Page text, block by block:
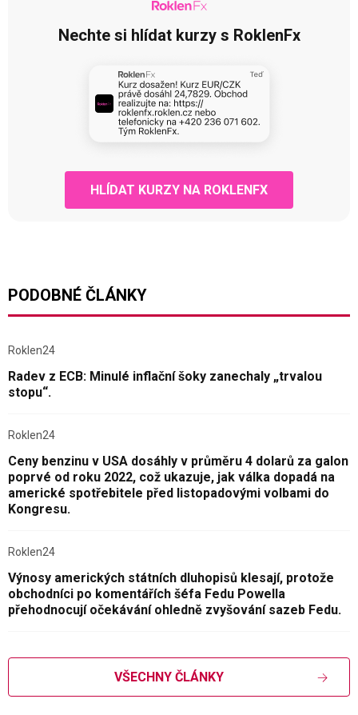
Nechte si hlídat kurzy s RoklenFx
HLÍDAT KURZY NA ROKLENFX
PODOBNÉ ČLÁNKY
Roklen24
Radev z ECB: Minulé inflační šoky zanechaly „trvalou
stopu“.
Roklen24
Ceny benzinu v USA dosáhly v průměru 4 dolarů za galon
poprvé od roku 2022, což ukazuje, jak válka dopadá na
americké spotřebitele před listopadovými volbami do
Kongresu.
Roklen24
Výnosy amerických státních dluhopisů klesají, protože
obchodníci po komentářích šéfa Fedu Powella
přehodnocují očekávání ohledně zvyšování sazeb Fedu.
VŠECHNY ČLÁNKY